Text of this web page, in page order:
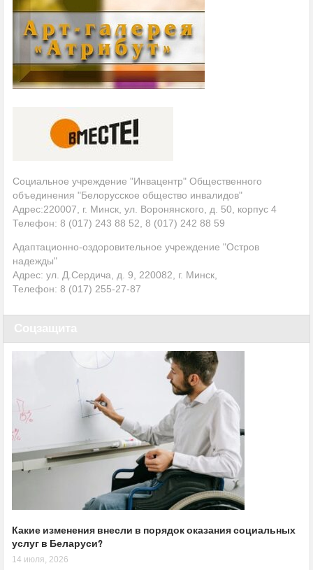
Социальное учреждение "Инвацентр" Общественного
объединения "Белорусское общество инвалидов"
Адрес:220007, г. Минск, ул. Воронянского, д. 50, корпус 4
Телефон: 8 (017) 243 88 52, 8 (017) 242 88 59
Адаптационно-оздоровительное учреждение "Остров
надежды"
Адрес: ул. Д.Сердича, д. 9, 220082, г. Минск,
Телефон: 8 (017) 255-27-87
Какие изменения внесли в порядок оказания социальных
услуг в Беларуси?
14 июля, 2026